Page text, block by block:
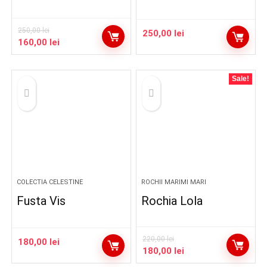
250,00lei
Prețul
inițial
250,00 lei.
160,00 lei
curent
250,00 lei
COLECTIA CELESTINE
Fusta Vis
180,00 lei
Sale!
ROCHII MARIMI MARI
Rochia Lola
220,00lei
Prețul
inițial
180,00 lei
curent